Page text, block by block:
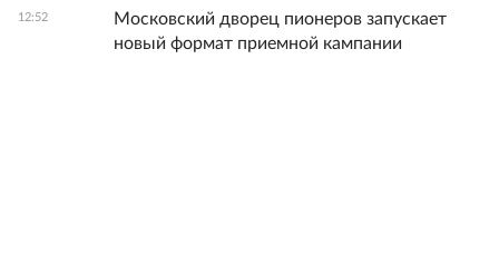
12:52
Московский дворец пионеров запускает
новый формат приемной кампании